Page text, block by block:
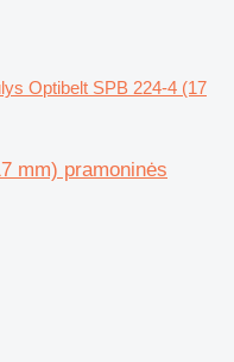
Optibelt SPB 224-4 (17
mm) pramoninės